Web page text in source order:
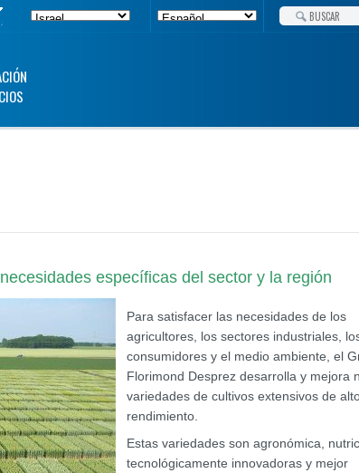
específicas del sector y la región
Para satisfacer las necesidades de los
agricultores, los sectores industriales,
consumidores y el medio ambiente, el
Florimond Desprez desarrolla y mejora
variedades de cultivos extensivos de
rendimiento.
Estas variedades son agronómica,
tecnológicamente innovadoras y mejor